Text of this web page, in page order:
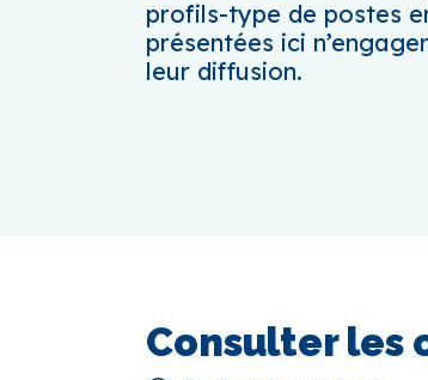
profils-type de postes
présentées ici
leur diffusion.
Consulter les